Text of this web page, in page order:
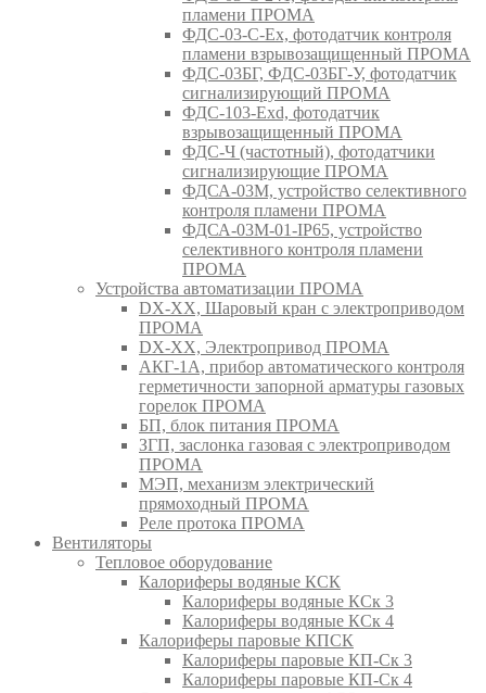
пламени ПРОМА
ФДС-03-С-Ex, фотодатчик контроля
пламени взрывозащищенный ПРОМА
ФДС-03БГ, ФДС-03БГ-У, фотодатчик
сигнализирующий ПРОМА
ФДС-103-Ехd, фотодатчик
взрывозащищенный ПРОМА
ФДС-Ч (частотный), фотодатчики
сигнализирующие ПРОМА
ФДСА-03М, устройство селективного
контроля пламени ПРОМА
ФДСА-03М-01-IP65, устройство
селективного контроля пламени
ПРОМА
Устройства автоматизации ПРОМА
DX-XX, Шаровый кран c электроприводом
ПРОМА
DX-XX, Электропривод ПРОМА
АКГ-1А, прибор автоматического контроля
герметичности запорной арматуры газовых
горелок ПРОМА
БП, блок питания ПРОМА
ЗГП, заслонка газовая с электроприводом
ПРОМА
МЭП, механизм электрический
прямоходный ПРОМА
Реле протока ПРОМА
Вентиляторы
Тепловое оборудование
Калориферы водяные КСК
Калориферы водяные КСк 3
Калориферы водяные КСк 4
Калориферы паровые КПСК
Калориферы паровые КП-Ск 3
Калориферы паровые КП-Ск 4